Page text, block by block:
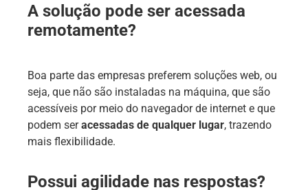
A solução pode ser acessada
remotamente?
Boa parte das empresas preferem soluções web, ou
seja, que não são instaladas na máquina, que são
acessíveis por meio do navegador de internet e que
podem seracessadas de qualquer lugar, trazendo
mais flexibilidade.
Possui agilidade nas respostas?